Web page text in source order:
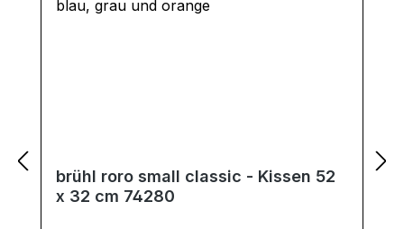
brühl roro small classic - Kissen 52
x 32 cm 74280